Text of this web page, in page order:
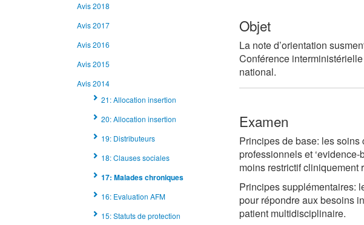
Avis 2018
Avis 2017
Avis 2016
Avis 2015
Avis 2014
21: Allocation insertion
20: Allocation insertion
19: Distributeurs
18: Clauses sociales
17: Malades chroniques
16: Evaluation AFM
15: Statuts de protection
Objet
La note d’orientation
Conférence
national.
Examen
Principes de base: les
professionnels et ‘evidence-
moins restrictif cliniquement
Principes supplémentaires:
pour répondre aux besoins
patient multidisciplinaire.